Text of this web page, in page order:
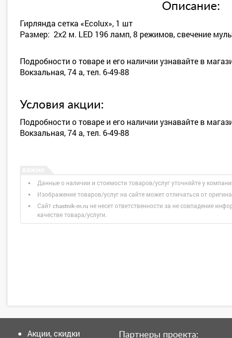
Описание:
Гирлянда сетка «Ecolux», 1 шт
Размер: 2х2 м. LED 196 ламп, 8 режимов, свечение
Подробности о товаре и его наличии узнавайте в
Вокзальная, 74 а, тел. 6-49-88
Условия акции:
Подробности о товаре и его наличии узнавайте в
Вокзальная, 74 а, тел. 6-49-88
Данные о наличии и стоимости товаров/услуг уточняйте у
Изображение товаров/услуг на сайте может отличаться от
Сайт chastnik-m.ru не несет ответственности за не совпадение
качестве товара/услуги.
Акции, скидки Партнеры проекта: